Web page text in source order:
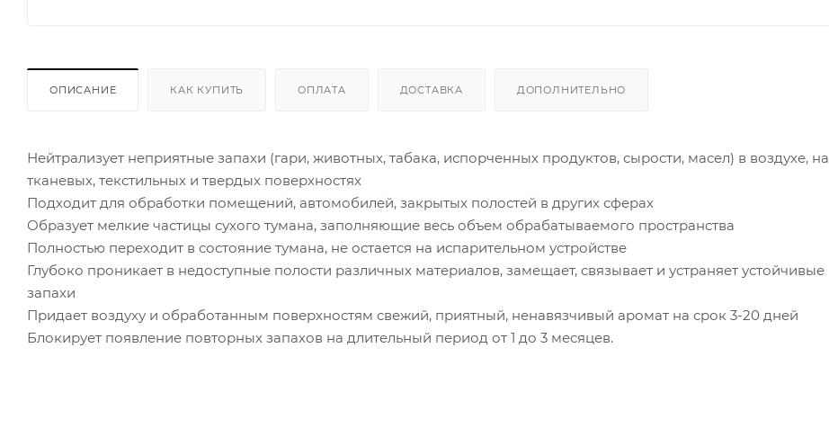
ОПИСАНИЕ КАК КУПИТЬ ОПЛАТА ДОСТАВКА ДОПОЛНИТЕЛЬНО
Нейтрализует неприятные запахи (гари, животных, табака, испорченных продуктов, сырости, масел) в воздухе, на
тканевых, текстильных и твердых поверхностях
Подходит для обработки помещений, автомобилей, закрытых полостей в других сферах
Образует мелкие частицы сухого тумана, заполняющие весь объем обрабатываемого пространства
Полностью переходит в состояние тумана, не остается на испарительном устройстве
Глубоко проникает в недоступные полости различных материалов, замещает, связывает и устраняет устойчивые
запахи
Придает воздуху и обработанным поверхностям свежий, приятный, ненавязчивый аромат на срок 3-20 дней
Блокирует появление повторных запахов на длительный период от 1 до 3 месяцев.